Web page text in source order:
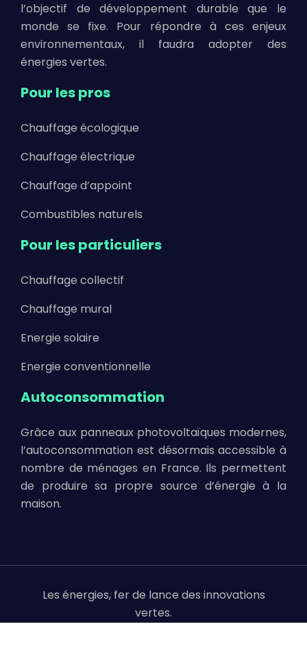
l’objectif de développement durable que le
monde se fixe. Pour répondre à ces enjeux
environnementaux, il faudra adopter des
énergies vertes.
Pour les pros
Chauffage écologique
Chauffage électrique
Chauffage d’appoint
Combustibles naturels
Pour les particuliers
Chauffage collectif
Chauffage mural
Energie solaire
Energie conventionnelle
Autoconsommation
Grâce aux panneaux photovoltaïques modernes,
l’autoconsommation est désormais accessible à
nombre de ménages en France. Ils permettent
de produire sa propre source d’énergie à la
maison.
Les énergies, fer de lance des innovations
vertes.